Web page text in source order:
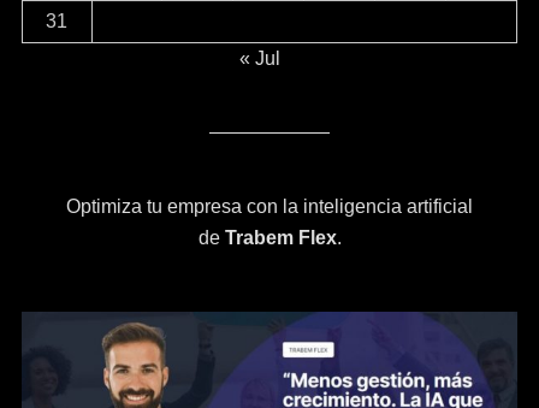
31
« Jul
Optimiza tu empresa con la inteligencia artificial
de Trabem Flex.